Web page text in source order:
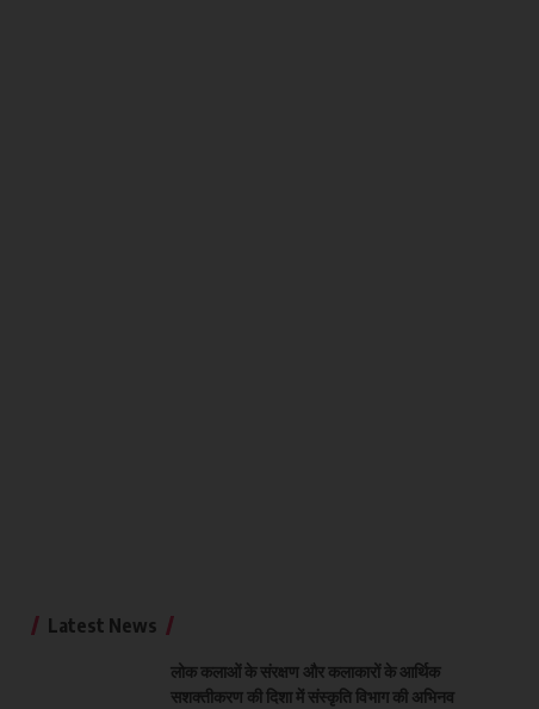
Latest News
लोक कलाओं के संरक्षण और कलाकारों के आर्थिक
सशक्तीकरण की दिशा में संस्कृति विभाग की अभिनव